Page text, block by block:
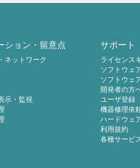
ション・留意点
ネットワーク
示・監視
サポート
ライセンス
ソフトウェ
ソフトウェ
開発者の方
ユーザ登録
機器修理依
ハードウェ
利用規約
各種サービ